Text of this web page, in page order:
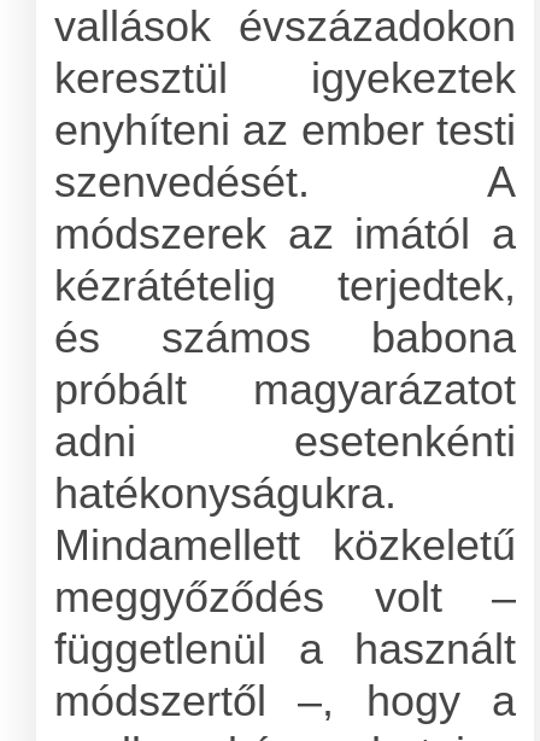
vallások évszázadokon
keresztül igyekeztek
enyhíteni az ember testi
szenvedését. A
módszerek az imától a
kézrátételig terjedtek,
és számos babona
próbált magyarázatot
adni esetenkénti
hatékonyságukra.
Mindamellett közkeletű
meggyőződés volt –
függetlenül a használt
módszertől –, hogy a